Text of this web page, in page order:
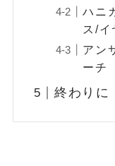
ハニ
ス/イ
アン
ーチ
終わりに